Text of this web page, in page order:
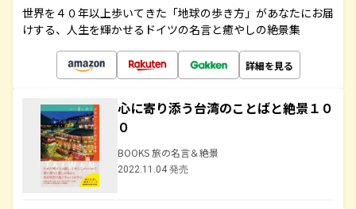
世界を４０年以上歩いてきた「地球の歩き方」があなたにお届
けする、人生を輝かせるドイツの名言と癒やしの絶景集
詳細を見る
心に寄り添う台湾のことばと絶景１０
０
BOOKS 旅の名言＆絶景
2022.11.04 発売